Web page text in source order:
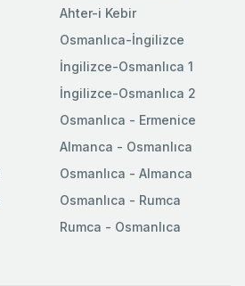
Ahter-i Kebir
Osmanlıca-İngilizce
İngilizce-Osmanlıca 1
İngilizce-Osmanlıca 2
Osmanlıca - Ermenice
Almanca - Osmanlıca
Osmanlıca - Almanca
Osmanlıca - Rumca
Rumca - Osmanlıca